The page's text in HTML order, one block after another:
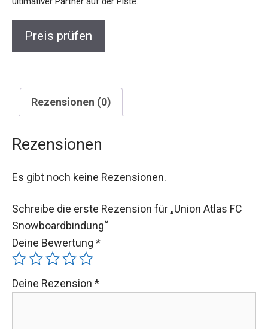
Preis prüfen
Rezensionen (0)
Rezensionen
Es gibt noch keine Rezensionen.
Schreibe die erste Rezension für „Union Atlas FC
Snowboardbindung“
Deine Bewertung *
Deine Rezension *